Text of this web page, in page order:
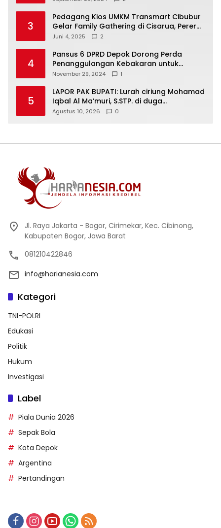
3
Pedagang Kios UMKM Transmart Cibubur
Gelar Family Gathering di Cisarua, Pererat
Silaturahmi dan Kekompakan
Juni 4, 2025 2
4
Pansus 6 DPRD Depok Dorong Perda
Penanggulangan Kebakaran untuk
Keselamatan Warga
November 29, 2024 1
5
LAPOR PAK BUPATI: Lurah ciriung Mohamad
Iqbal Al Ma’muri, S.STP. di duga
mendapatkan sepecial order untuk
Agustus 10, 2026 0
Jl. Raya Jakarta - Bogor, Cirimekar, Kec. Cibinong,
Kabupaten Bogor, Jawa Barat
081210422846
info@harianesia.com
Kategori
TNI-POLRI
Edukasi
Politik
Hukum
Investigasi
Label
Piala Dunia 2026
Sepak Bola
Kota Depok
Argentina
Pertandingan